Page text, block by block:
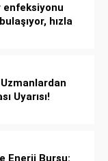
enfeksiyonu
hızla
Uzmanlardan
Uyarısı!
Enerji Bursu: